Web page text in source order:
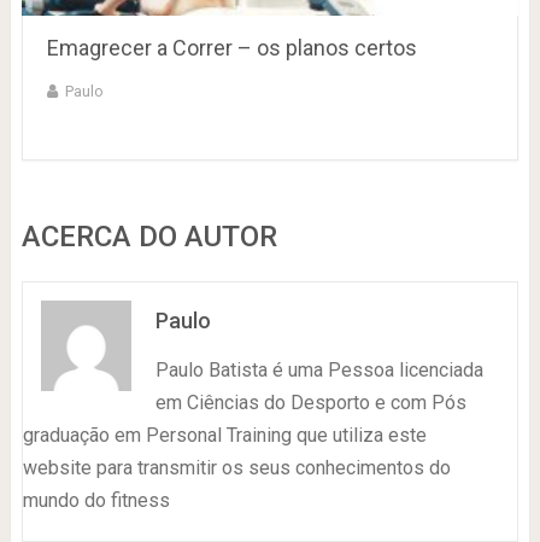
Emagrecer a Correr – os planos certos
Paulo
ACERCA DO AUTOR
Paulo
Paulo Batista é uma Pessoa licenciada
em Ciências do Desporto e com Pós
graduação em Personal Training que utiliza este
website para transmitir os seus conhecimentos do
mundo do fitness